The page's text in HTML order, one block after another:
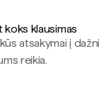
koks klausimas
atsakymai į
reikia.